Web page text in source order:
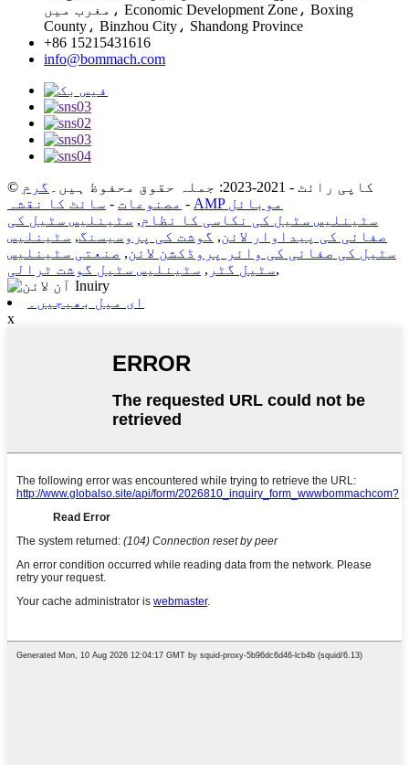
مغرب میں، Economic Development Zone، Boxing
County، Binzhou City، Shandong Province
+86 15215431616
info@bommach.com
© کاپی رائٹ - 2021-2023: جملہ حقوق محفوظ ہیں۔
گرم
مصنوعات - سائٹ کا نقشہ -
AMP موبائل
سٹینلیس سٹیل کی نکاسی کا نظام, سٹینلیس سٹیل کی
صفائی کی پیداوار لائن, گوشت کی پروسیسنگ, سٹینلیس
سٹیل کی صفائی کی وائر پروڈکشن لائن, صنعتی سٹینلیس
سٹیل گٹر , سٹینلیس سٹیل گوشت ٹرالی ,
ای میل بھیجیں۔
x